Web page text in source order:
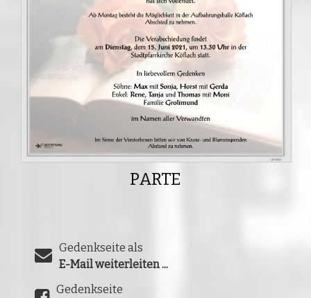
PARTE
Gedenkseite als
E-Mail weiterleiten ...
Gedenkseite